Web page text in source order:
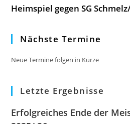
Heimspiel gegen SG
Nächste Termine
Neue Termine folgen in Kürze
Letzte Ergebnisse
Erfolgreiches Ende der